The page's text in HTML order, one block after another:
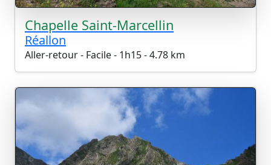
Chapelle Saint-Marcellin
Réallon
Aller-retour - Facile - 1h15 - 4.78 km